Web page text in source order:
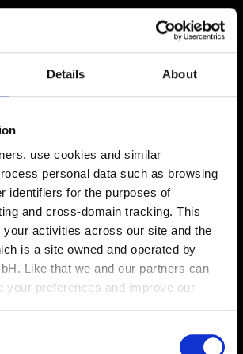
Details About
use cookies and similar
personal data such as browsing
identifiers for the purposes of
and cross-domain tracking. This
your activities across our site and the
is a site owned and operated by
Like that we and our partners can
your preferences and improve our
of the shopping cart, Cleverbridge